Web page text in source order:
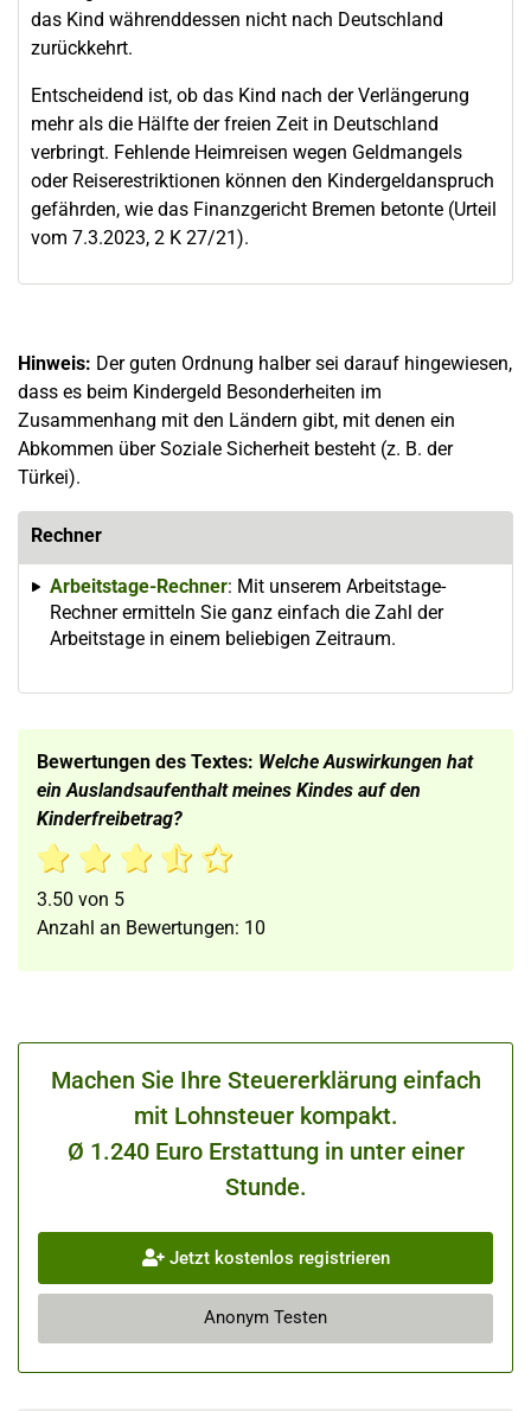
das Kind währenddessen nicht nach Deutschland
zurückkehrt.
Entscheidend ist, ob das Kind nach der Verlängerung
mehr als die Hälfte der freien Zeit in Deutschland
verbringt. Fehlende Heimreisen wegen Geldmangels
oder Reiserestriktionen können den Kindergeldanspruch
gefährden, wie das Finanzgericht Bremen betonte (Urteil
vom 7.3.2023, 2 K 27/21).
Hinweis: Der guten Ordnung halber sei darauf hingewiesen,
dass es beim Kindergeld Besonderheiten im
Zusammenhang mit den Ländern gibt, mit denen ein
Abkommen über Soziale Sicherheit besteht (z. B. der
Türkei).
Rechner
Arbeitstage-Rechner: Mit unserem Arbeitstage-
Rechner ermitteln Sie ganz einfach die Zahl der
Arbeitstage in einem beliebigen Zeitraum.
Bewertungen des Textes: Welche Auswirkungen hat
ein Auslandsaufenthalt meines Kindes auf den
Kinderfreibetrag?
3.50 von 5
Anzahl an Bewertungen: 10
Machen Sie Ihre Steuererklärung einfach
mit Lohnsteuer kompakt.
Ø 1.240 Euro Erstattung in unter einer
Stunde.
Jetzt kostenlos registrieren
Anonym Testen